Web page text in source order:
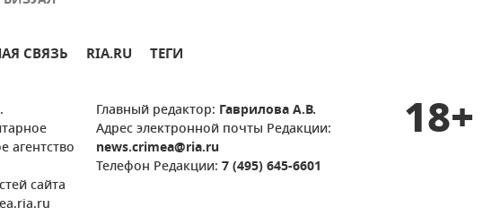
СВЯЗЬ RIA.RU ТЕГИ
сайта
Главный редактор: Гаврилова А.В.
Адрес электронной почты Редакции:
news.crimea@ria.ru
Телефон Редакции: 7 (495) 645-6601
18+